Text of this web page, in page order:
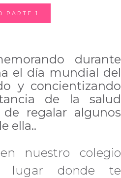
PARTE 1
durante
el día mundial del
y concientizando
de la salud
regalar algunos
ella..
nuestro colegio
lugar donde te